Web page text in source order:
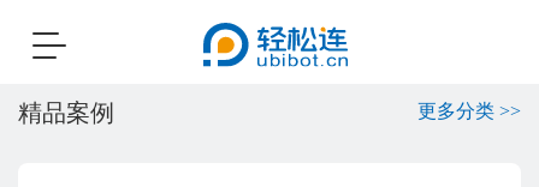
Toggle
精品案例 更多分类 >>